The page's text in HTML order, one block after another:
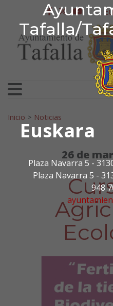
Tafalla/
Euskara
Plaza Navarra 5 -
Plaza Navarra 5 -
948
Ir al contenidofacebook
twitter
Search for:
Inicio > Noticias
26 de